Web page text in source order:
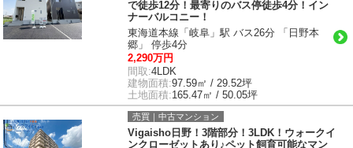
で徒歩12分！最寄りのバス停徒歩4分！イン
ナーバルコニー！
東海道本線「岐阜」駅 バス26分 「日野本
郷」 停歩4分
2,290万円
間取:4LDK
建物面積:97.59㎡ / 29.52坪
土地面積:165.47㎡ / 50.05坪
売買｜中古マンション
Vigaisho日野！3階部分！3LDK！ウォークイ
ンクローゼットあり♪ペット飼育可能なマン